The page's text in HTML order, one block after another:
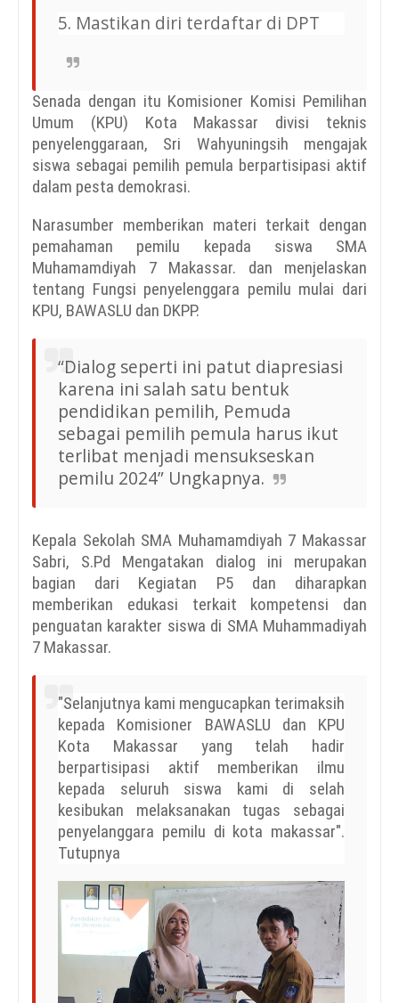
5. Mastikan diri terdaftar di DPT
Senada dengan itu Komisioner Komisi Pemilihan
Umum (KPU) Kota Makassar divisi teknis
penyelenggaraan, Sri Wahyuningsih mengajak
siswa sebagai pemilih pemula berpartisipasi aktif
dalam pesta demokrasi.
Narasumber memberikan materi terkait dengan
pemahaman pemilu kepada siswa SMA
Muhamamdiyah 7 Makassar. dan menjelaskan
tentang Fungsi penyelenggara pemilu mulai dari
KPU, BAWASLU dan DKPP.
“Dialog seperti ini patut diapresiasi
karena ini salah satu bentuk
pendidikan pemilih, Pemuda
sebagai pemilih pemula harus ikut
terlibat menjadi mensukseskan
pemilu 2024” Ungkapnya.
Kepala Sekolah SMA Muhamamdiyah 7 Makassar
Sabri, S.Pd Mengatakan dialog ini merupakan
bagian dari Kegiatan P5 dan diharapkan
memberikan edukasi terkait kompetensi dan
penguatan karakter siswa di SMA Muhammadiyah
7 Makassar.
"Selanjutnya kami mengucapkan terimaksih
kepada Komisioner BAWASLU dan KPU
Kota Makassar yang telah hadir
berpartisipasi aktif memberikan ilmu
kepada seluruh siswa kami di selah
kesibukan melaksanakan tugas sebagai
penyelanggara pemilu di kota makassar".
Tutupnya